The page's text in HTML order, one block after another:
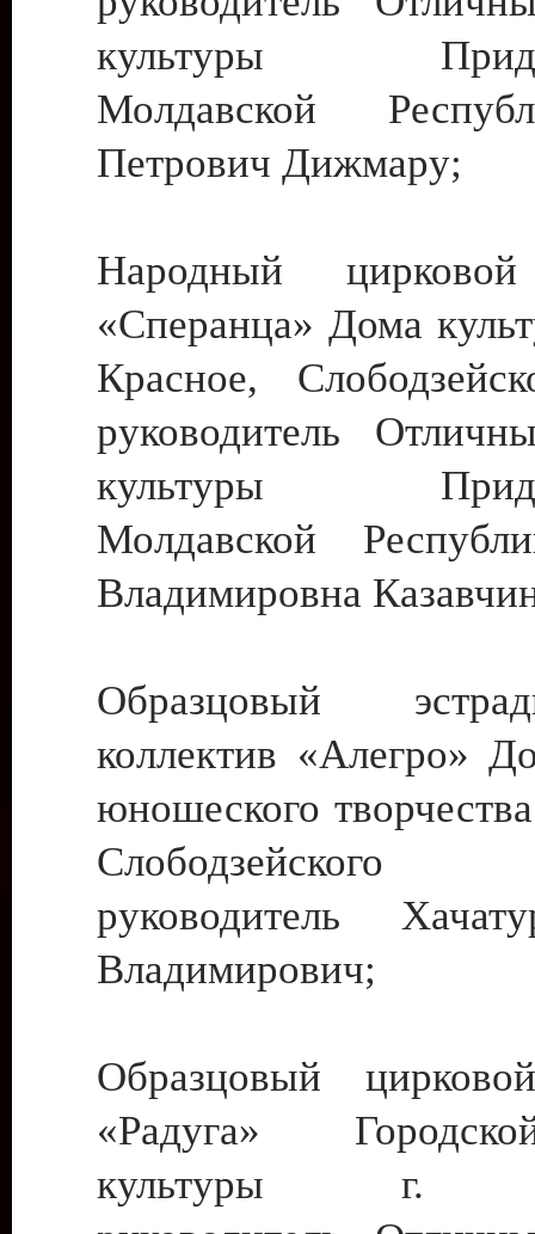
культуры
Молдавской
Петрович Дижмару;
Народный цирковой
«Сперанца» Дома
Красное,
руководитель
культуры
Молдавской
Владимировна
Образцовый
коллектив «Алегро»
юношеского
руководитель
Владимирович;
Образцовый
«Радуга»
культуры г.